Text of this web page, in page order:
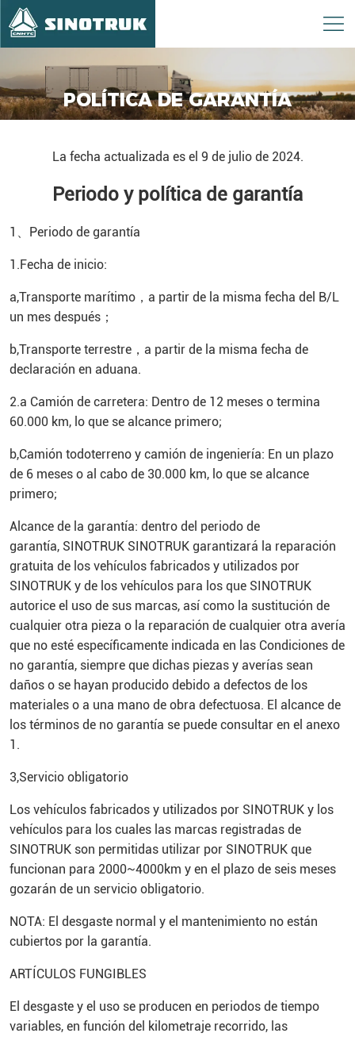
POLÍTICA DE GARANTÍA
La fecha actualizada es el 9 de julio de 2024.
Periodo y política de garantía
1、Periodo de garantía
1.Fecha de inicio:
a,Transporte marítimo，a partir de la misma fecha del B/L
un mes después；
b,Transporte terrestre，a partir de la misma fecha de
declaración en aduana.
2.a Camión de carretera: Dentro de 12 meses o termina
60.000 km, lo que se alcance primero;
b,Camión todoterreno y camión de ingeniería: En un plazo
de 6 meses o al cabo de 30.000 km, lo que se alcance
primero;
Alcance de la garantía: dentro del periodo de
garantía, SINOTRUK SINOTRUK garantizará la reparación
gratuita de los vehículos fabricados y utilizados por
SINOTRUK y de los vehículos para los que SINOTRUK
autorice el uso de sus marcas, así como la sustitución de
cualquier otra pieza o la reparación de cualquier otra avería
que no esté específicamente indicada en las Condiciones de
no garantía, siempre que dichas piezas y averías sean
daños o se hayan producido debido a defectos de los
materiales o a una mano de obra defectuosa. El alcance de
los términos de no garantía se puede consultar en el anexo
1.
3,Servicio obligatorio
Los vehículos fabricados y utilizados por SINOTRUK y los
vehículos para los cuales las marcas registradas de
SINOTRUK son permitidas utilizar por SINOTRUK que
funcionan para 2000~4000km y en el plazo de seis meses
gozarán de un servicio obligatorio.
NOTA: El desgaste normal y el mantenimiento no están
cubiertos por la garantía.
ARTÍCULOS FUNGIBLES
El desgaste y el uso se producen en periodos de tiempo
variables, en función del kilometraje recorrido, las